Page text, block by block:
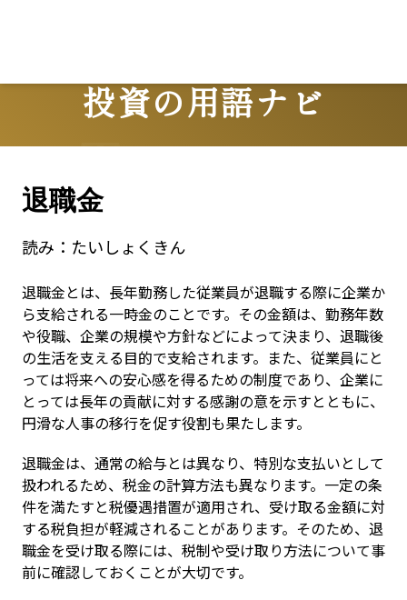
投資の用語ナビ
Terms
退職金
読み： たいしょくきん
退職金とは、長年勤務した従業員が退職する際に企業か
ら支給される一時金のことです。その金額は、勤務年数
や役職、企業の規模や方針などによって決まり、退職後
の生活を支える目的で支給されます。また、従業員にと
っては将来への安心感を得るための制度であり、企業に
とっては長年の貢献に対する感謝の意を示すとともに、
円滑な人事の移行を促す役割も果たします。
退職金は、通常の給与とは異なり、特別な支払いとして
扱われるため、税金の計算方法も異なります。一定の条
件を満たすと税優遇措置が適用され、受け取る金額に対
する税負担が軽減されることがあります。そのため、退
職金を受け取る際には、税制や受け取り方法について事
前に確認しておくことが大切です。